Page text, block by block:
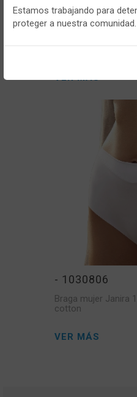
- 1030805
Cotton
- 1030806
Braga mujer Janira
cotton
VER MÁS
cookies.
Configurar
Estamos trabajando para
proteger a nuestra comunidad.